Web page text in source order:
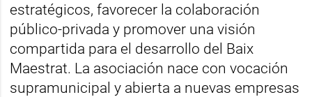
estratégicos, favorecer la colaboración
público-privada y promover una visión
compartida para el desarrollo del Baix
Maestrat. La asociación nace con vocación
supramunicipal y abierta a nuevas empresas